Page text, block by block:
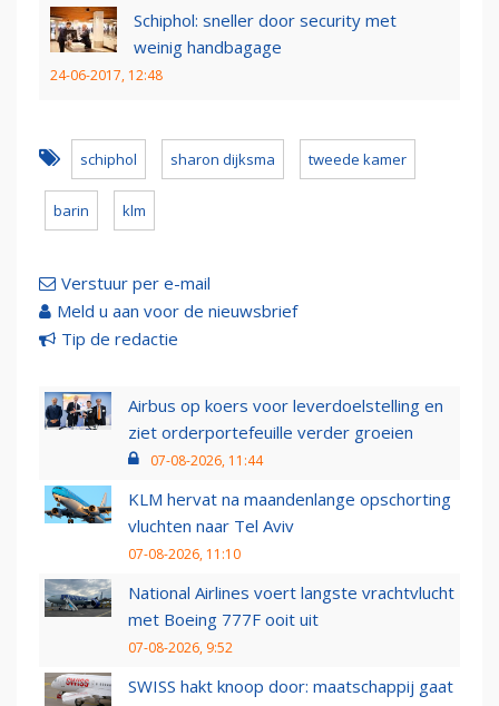
Schiphol: sneller door security met
weinig handbagage
24-06-2017, 12:48
schiphol sharon dijksma tweede kamer
barin klm
Verstuur per e-mail
Meld u aan voor de nieuwsbrief
Tip de redactie
Airbus op koers voor leverdoelstelling en
ziet orderportefeuille verder groeien
07-08-2026, 11:44
KLM hervat na maandenlange opschorting
vluchten naar Tel Aviv
07-08-2026, 11:10
National Airlines voert langste vrachtvlucht
met Boeing 777F ooit uit
07-08-2026, 9:52
SWISS hakt knoop door: maatschappij gaat